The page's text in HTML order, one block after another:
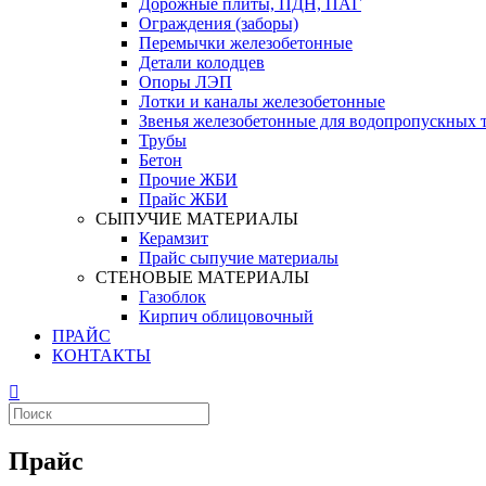
Дорожные плиты, ПДН, ПАГ
Ограждения (заборы)
Перемычки железобетонные
Детали колодцев
Опоры ЛЭП
Лотки и каналы железобетонные
Звенья железобетонные для водопропускных
Трубы
Бетон
Прочие ЖБИ
Прайс ЖБИ
СЫПУЧИЕ МАТЕРИАЛЫ
Керамзит
Прайс сыпучие материалы
СТЕНОВЫЕ МАТЕРИАЛЫ
Газоблок
Кирпич облицовочный
ПРАЙС
КОНТАКТЫ
Прайс